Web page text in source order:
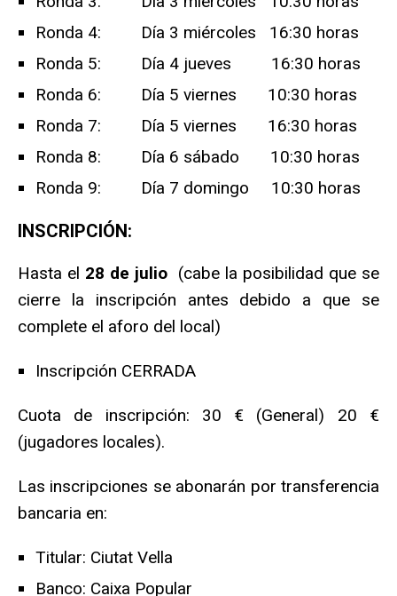
Ronda 4: Día 3 miércoles 16:30 horas
Ronda 5: Día 4 jueves 16:30 horas
Ronda 6: Día 5 viernes 10:30 horas
Ronda 7: Día 5 viernes 16:30 horas
Ronda 8: Día 6 sábado 10:30 horas
Ronda 9: Día 7 domingo 10:30 horas
INSCRIPCIÓN:
Hasta el 28 de julio (cabe la posibilidad que se
cierre la inscripción antes debido a que se
complete el aforo del local)
Inscripción CERRADA
Cuota de inscripción: 30 € (General) 20 €
(jugadores locales).
Las inscripciones se abonarán por transferencia
bancaria en:
Titular: Ciutat Vella
Banco: Caixa Popular